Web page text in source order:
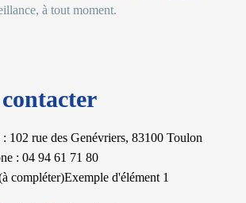
à tout moment.
: 102 rue des Genévriers, 83100 Toulon
: 04 94 61 71 80
compléter)Exemple d'élément 1